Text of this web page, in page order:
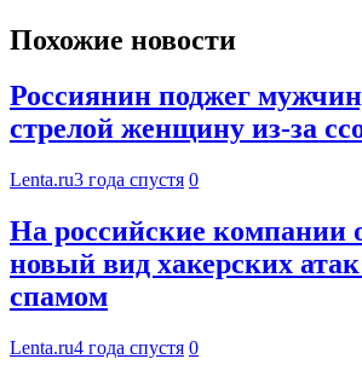
Похожие новости
Россиянин поджег
стрелой женщину из-за
Lenta.ru3 года спустя 0
На российские компании
новый вид хакерских
спамом
Lenta.ru4 года спустя 0